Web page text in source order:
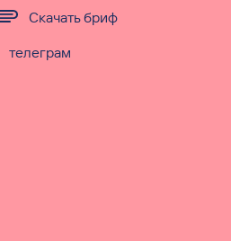
телеграм
Скачать бриф